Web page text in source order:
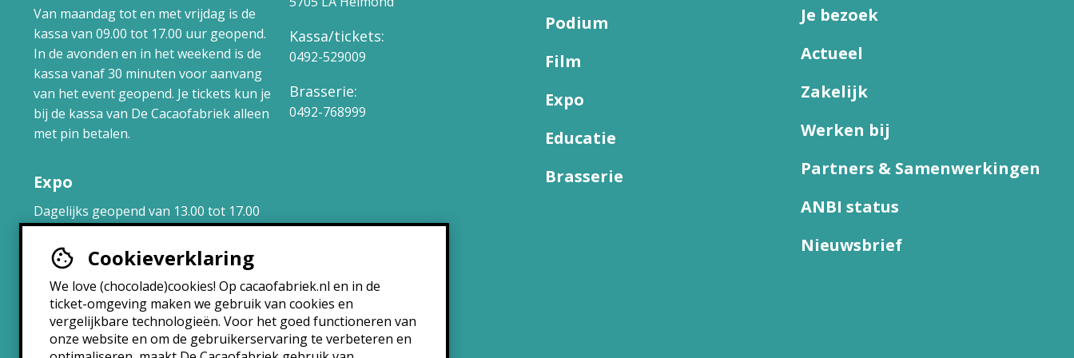
Cookieverklaring
We love (chocolade)cookies! Op cacaofabriek.nl en in de
ticket-omgeving maken we gebruik van cookies en
vergelijkbare technologieën. Voor het goed functioneren van
onze website en om de gebruikerservaring te verbeteren en
Van maandag tot en met vrijdag is de
kassa van 09.00 tot 17.00 uur geopend.
In de avonden en in het weekend is de
kassa vanaf 30 minuten voor aanvang
van het event geopend. Je tickets kun je
bij de kassa van De Cacaofabriek alleen
met pin betalen.
Expo
Dagelijks geopend van 13.00 tot 17.00
uur.
Brasserie
Maandag: 10:30 – 22:30
Dinsdag: 10:30 – 22:30
Woensdag: 10:30 – 22:30
Kassa/tickets:
0492-529009
Brasserie:
0492-768999
Podium
Film
Expo
Educatie
Brasserie
Je bezoek
Actueel
Zakelijk
Werken bij
Partners & Samenwerkingen
ANBI status
Nieuwsbrief